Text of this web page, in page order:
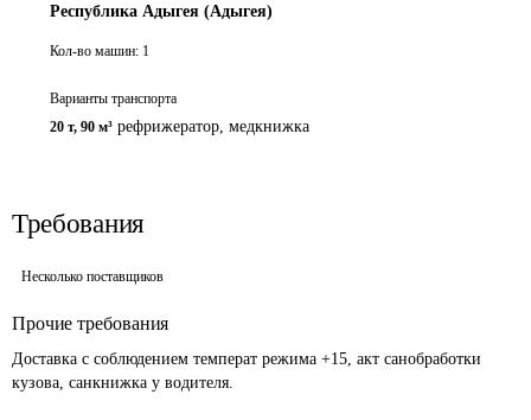
Республика Адыгея (Адыгея)
Кол-во машин: 1
Варианты транспорта
20 т, 90 м³ рефрижератор, медкнижка
Требования
Несколько поставщиков
Прочие требования
Доставка с соблюдением температ режима +15, акт санобработки
кузова, санкнижка у водителя.